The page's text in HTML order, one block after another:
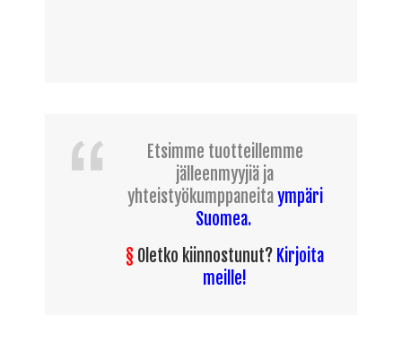
Etsimme tuotteillemme
jälleenmyyjiä ja
yhteistyökumppaneitaympäri
Suomea.
§ Oletko kiinnostunut? Kirjoita
meille!